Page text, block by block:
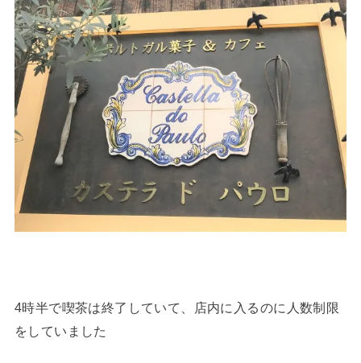
4時半で喫茶は終了していて、店内に入るのに人数制限
をしていました